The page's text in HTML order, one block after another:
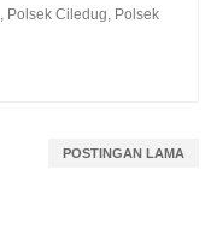
Polsek Ciledug Polsek
POSTINGAN LAMA